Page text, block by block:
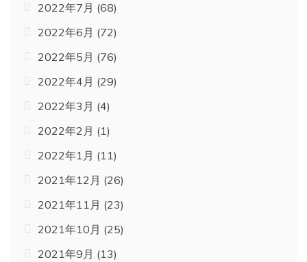
2022年7月 (68)
2022年6月 (72)
2022年5月 (76)
2022年4月 (29)
2022年3月 (4)
2022年2月 (1)
2022年1月 (11)
2021年12月 (26)
2021年11月 (23)
2021年10月 (25)
2021年9月 (13)